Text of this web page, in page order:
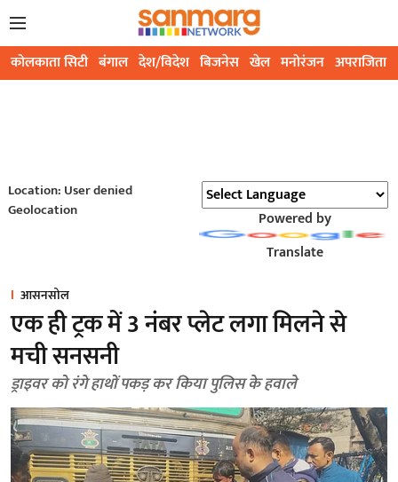
कोलकाता सिटी बंगाल देश/विदेश बिजनेस खेल मनोरंजन अपराजिता
Location: User denied
Geolocation
Powered by
Translate
आसनसोल
एक ही ट्रक में 3 नंबर प्लेट लगा मिलने से
मची सनसनी
ड्राइवर को रंगे हाथों पकड़ कर किया पुलिस के हवाले